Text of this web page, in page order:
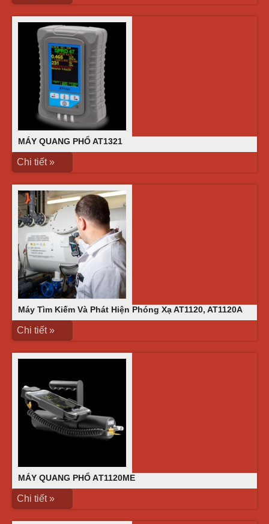
MÁY QUANG PHỔ AT1321
Chi tiết »
Máy Tìm Kiếm Và Phát Hiện Phóng Xạ AT1120, AT1120A
Chi tiết »
MÁY QUANG PHỔ AТ1120МЕ
Chi tiết »